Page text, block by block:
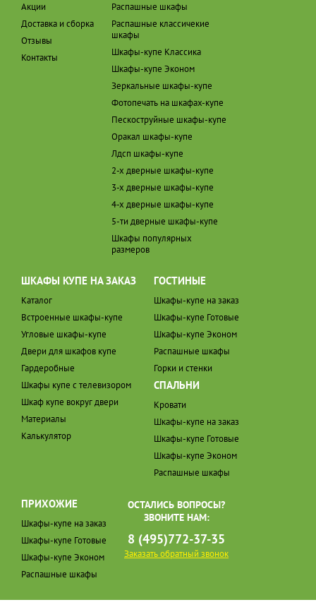
Акции
Доставка и сборка
Отзывы
Контакты
Распашные шкафы
Распашные классичекие
шкафы
Шкафы-купе Классика
Шкафы-купе Эконом
Зеркальные шкафы-купе
Фотопечать на шкафах-купе
Пескоструйные шкафы-купе
Оракал шкафы-купе
Лдсп шкафы-купе
2-х дверные шкафы-купе
3-х дверные шкафы-купе
4-х дверные шкафы-купе
5-ти дверные шкафы-купе
Шкафы популярных
размеров
ШКАФЫ КУПЕ НА ЗАКАЗ
Каталог
Встроенные шкафы-купе
Угловые шкафы-купе
Двери для шкафов купе
Гардеробные
Шкафы купе с телевизором
Шкаф купе вокруг двери
Материалы
Калькулятор
ГОСТИНЫЕ
Шкафы-купе на заказ
Шкафы-купе Готовые
Шкафы-купе Эконом
Распашные шкафы
Горки и стенки
СПАЛЬНИ
Кровати
Шкафы-купе на заказ
Шкафы-купе Готовые
Шкафы-купе Эконом
Распашные шкафы
ПРИХОЖИЕ
Шкафы-купе на заказ
Шкафы-купе Готовые
Шкафы-купе Эконом
Распашные шкафы
ОСТАЛИСЬ ВОПРОСЫ?
ЗВОНИТЕ НАМ:
8 (495)772-37-35
Заказать обратный звонок